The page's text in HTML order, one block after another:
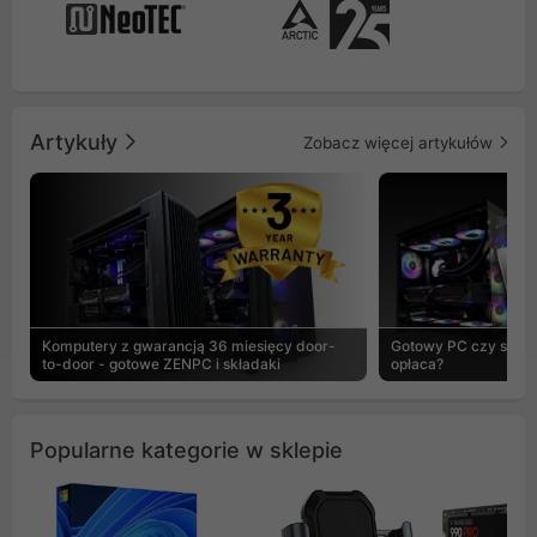
Artykuły Zobacz więcej artykułów
Komputery z gwarancją 36 miesięcy door-
to-door - gotowe ZENPC i składaki
Gotowy PC czy
opłaca?
Popularne kategorie w sklepie